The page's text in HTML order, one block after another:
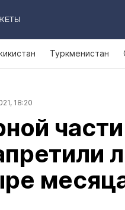
Туркменистан
18:20